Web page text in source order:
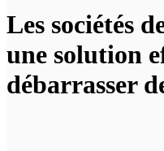
Les sociétés
une solution
débarrasser